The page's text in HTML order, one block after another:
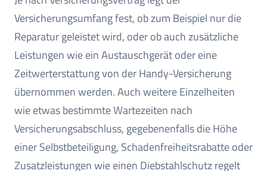
Versicherungsumfang fest, ob zum Beispiel nur die
Reparatur geleistet wird, oder ob auch zusätzliche
Leistungen wie ein Austauschgerät oder eine
Zeitwerterstattung von der Handy-Versicherung
übernommen werden. Auch weitere Einzelheiten
wie etwas bestimmte Wartezeiten nach
Versicherungsabschluss, gegebenenfalls die Höhe
einer Selbstbeteiligung, Schadenfreiheitsrabatte oder
Zusatzleistungen wie einen Diebstahlschutz regelt